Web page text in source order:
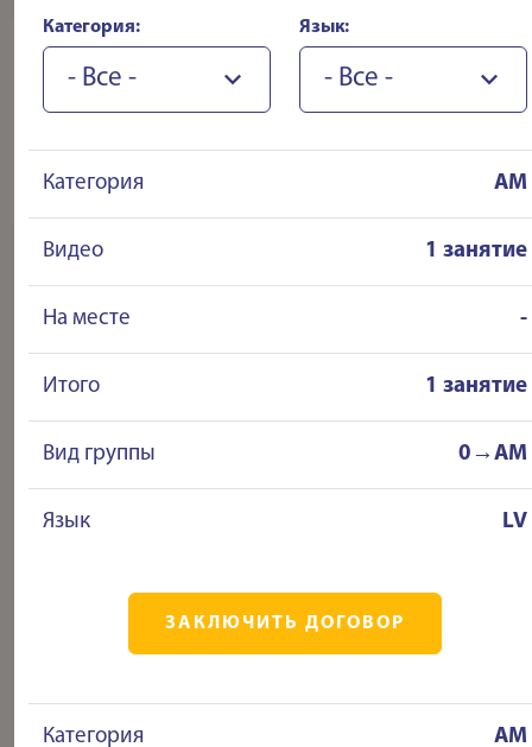
Категория:
- Все -
Язык:
- Все -
Категория AM
Видео 1 занятие
На месте -
Итого 1 занятие
Вид группы 0→AM
Язык LV
ЗАКЛЮЧИТЬ ДОГОВОР
Категория AM